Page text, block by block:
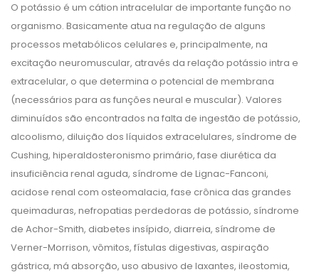
O potássio é um cátion intracelular de importante função no
organismo. Basicamente atua na regulação de alguns
processos metabólicos celulares e, principalmente, na
excitação neuromuscular, através da relação potássio intra e
extracelular, o que determina o potencial de membrana
(necessários para as funções neural e muscular). Valores
diminuídos são encontrados na falta de ingestão de potássio,
alcoolismo, diluição dos líquidos extracelulares, síndrome de
Cushing, hiperaldosteronismo primário, fase diurética da
insuficiência renal aguda, síndrome de Lignac-Fanconi,
acidose renal com osteomalacia, fase crônica das grandes
queimaduras, nefropatias perdedoras de potássio, síndrome
de Achor-Smith, diabetes insípido, diarreia, síndrome de
Verner-Morrison, vômitos, fístulas digestivas, aspiração
gástrica, má absorção, uso abusivo de laxantes, ileostomia,